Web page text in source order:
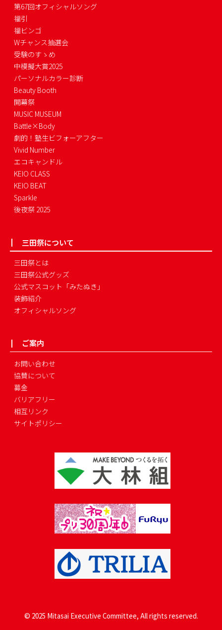
第67回オフィシャルソング
福引
福ビンゴ
Wチャンス抽選会
受験のすゝめ
中模擬大賞2025
パーソナルカラー診断
Beauty Booth
開幕祭
MUSIC MUSEUM
Battle×Body
劇的！塾生ビフォーアフター
Vivid Number
エコキャンドル
KEIO CLASS
KEIO BEAT
Sparkle
後夜祭 2025
三田祭について
三田祭とは
三田祭公式グッズ
公式マスコット「みたぬき」
装飾紹介
オフィシャルソング
ご案内
お問い合わせ
協賛について
募金
バリアフリー
相互リンク
サイトポリシー
© 2025 Mitasai Executive Committee, All rights reserved.